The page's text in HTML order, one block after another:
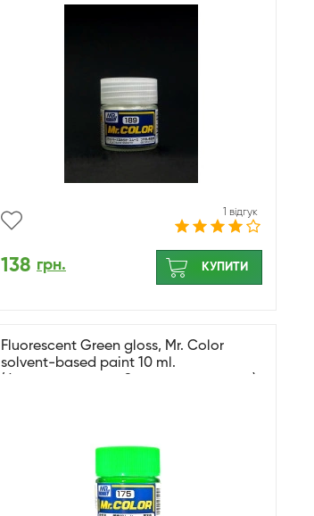
1 відгук
138 грн. КУПИТИ
Fluorescent Green gloss, Mr. Color
solvent-based paint 10 ml.